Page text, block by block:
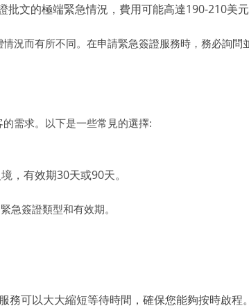
文的極端緊急情況，費用可能高達190-210美
況而有所不同。在申請緊急簽證服務時，務必詢問
需求。以下是一些常見的選擇:
，有效期30天或90天。
急簽證類型和有效期。
務可以大大縮短等待時間，確保您能夠按時啟